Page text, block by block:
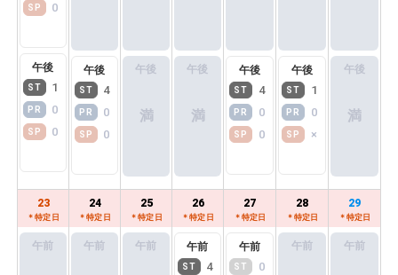
SP 0
午後
ST 1
PR 0
SP 0
午後
ST 4
PR 0
SP 0
午後
満
午後
満
午後
ST 4
PR 0
SP 0
午後
ST 1
PR 0
SP ×
午後
満
23
＊特定日
午前
24
＊特定日
午前
25
＊特定日
午前
26
＊特定日
午前
ST 4
27
＊特定日
午前
ST 0
28
＊特定日
午前
29
＊特定日
午前
波が高く上陸ができないと出航前に判断される場合、周
遊のみのツアーへ切り替えての運行となります。
周遊ツアー切り替えに伴うキャンセルにつきましては、
キャンセル規定に基づきキャンセル料が発生いたしま
了承する
料金
(+650) 円~ / 人
(+320) 円~ / 人
小学生 6,000(+320) 円~ / 人
スタンダードチケット （ミュージアム